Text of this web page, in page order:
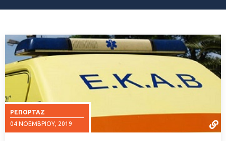
ΡΕΠΟΡΤΆΖ
04 ΝΟΕΜΒΡΊΟΥ, 2019